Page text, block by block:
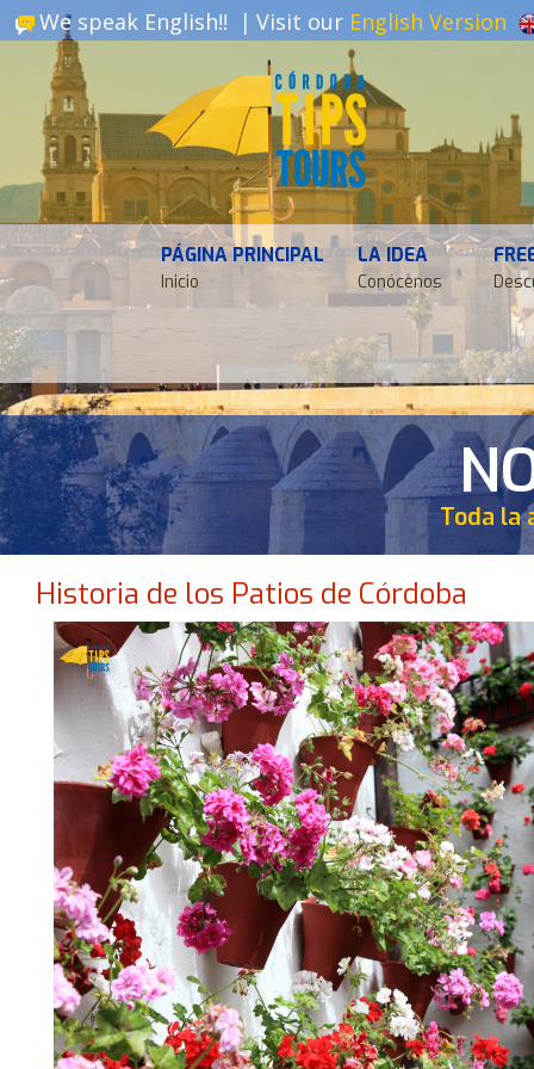
We speak English!! | Visit our English Version
PÁGINA PRINCIPAL
Inicio
LA IDEA
Conócenos
Toda la
Historia de los Patios de Córdoba